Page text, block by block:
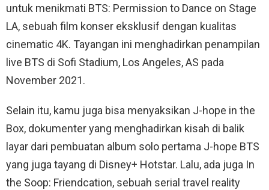
untuk menikmati BTS: Permission to Dance on Stage
LA, sebuah film konser eksklusif dengan kualitas
cinematic 4K. Tayangan ini menghadirkan penampilan
live BTS di Sofi Stadium, Los Angeles, AS pada
November 2021.
Selain itu, kamu juga bisa menyaksikan J-hope in the
Box, dokumenter yang menghadirkan kisah di balik
layar dari pembuatan album solo pertama J-hope BTS
yang juga tayang di Disney+ Hotstar. Lalu, ada juga In
the Soop: Friendcation, sebuah serial travel reality